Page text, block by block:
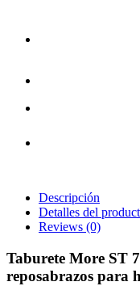
Descripción
Detalles del
Reviews (0)
Taburete More ST
reposabrazos para